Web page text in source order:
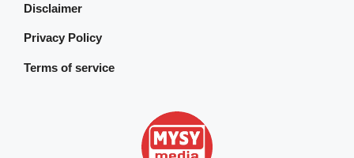
Disclaimer
Privacy Policy
Terms of service